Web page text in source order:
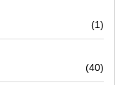
(1)
(40)